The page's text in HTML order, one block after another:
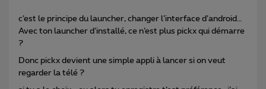
c’est le principe du launcher, changer l’interface d’android…
Avec ton launcher d’installé, ce n’est plus pickx qui démarre
?
Donc pickx devient une simple appli à lancer si on veut
regarder la télé ?